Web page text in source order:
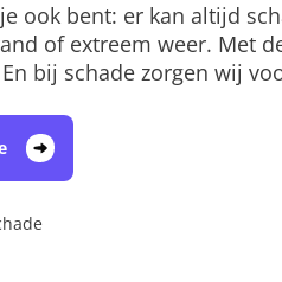
ook bent: er kan altijd
of extreem weer. Met
bij schade zorgen wij